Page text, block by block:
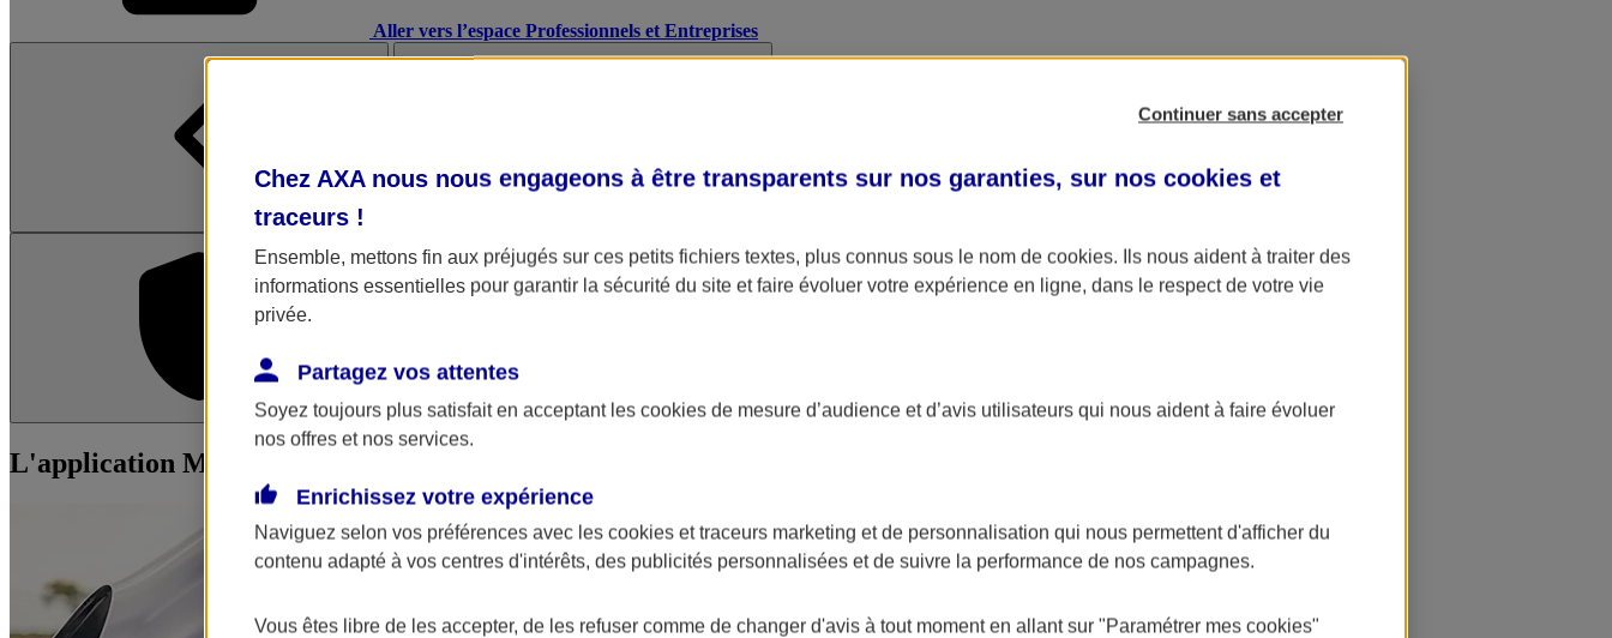
Aller vers l’espace Professionnels et Entreprises
L'application Mon AXA Assurance L'application AXA Banque
L'application Mon AXA Assurance, tous vos contrats en poche !
Continuer sans accepter
Chez AXA nous nous engageons à être transparents sur nos garanties, sur nos cookies et
traceurs !
Ensemble, mettons fin aux préjugés sur ces petits fichiers textes, plus connus sous le nom de cookies. Ils nous aident à traiter des
informations essentielles pour garantir la sécurité du site et faire évoluer votre expérience en ligne, dans le respect de votre vie
privée.
Partagez vos attentes
Soyez toujours plus satisfait en acceptant les cookies de mesure d’audience et d’avis utilisateurs qui nous aident à faire évoluer
nos offres et nos services.
Enrichissez votre expérience
Naviguez selon vos préférences avec les cookies et traceurs marketing et de personnalisation qui nous permettent d'afficher du
contenu adapté à vos centres d'intérêts, des publicités personnalisées et de suivre la performance de nos campagnes.
Vous êtes libre de les accepter, de les refuser comme de changer d'avis à tout moment en allant sur "Paramétrer mes cookies"